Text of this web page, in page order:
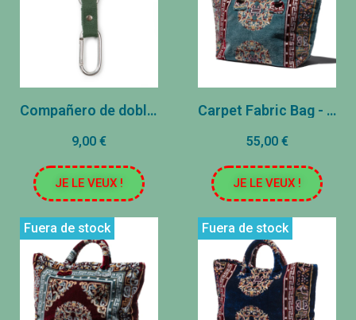
Compañero de doble clip
9,00 €
JE LE VEUX !
Carpet Fabric Bag - Azul
55,00 €
JE LE VEUX !
Fuera de stock Fuera de stock